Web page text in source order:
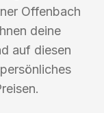
Offenbach
deine
auf diesen